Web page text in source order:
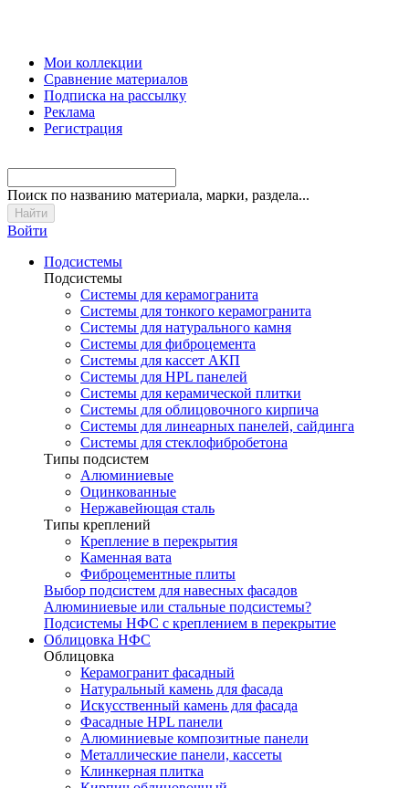
Мои коллекции
Сравнение материалов
Подписка на рассылку
Реклама
Регистрация
Поиск по названию материала, марки, раздела...
Войти
Подсистемы
Подсистемы
Системы для керамогранита
Системы для тонкого керамогранита
Системы для натурального камня
Системы для фиброцемента
Системы для кассет АКП
Системы для HPL панелей
Системы для керамической плитки
Системы для облицовочного кирпича
Системы для линеарных панелей, сайдинга
Системы для стеклофибробетона
Типы подсистем
Алюминиевые
Оцинкованные
Нержавейющая сталь
Типы креплений
Крепление в перекрытия
Каменная вата
Фиброцементные плиты
Выбор подсистем для навесных фасадов
Алюминиевые или стальные подсистемы?
Подсистемы НФС с креплением в перекрытие
Облицовка НФС
Облицовка
Керамогранит фасадный
Натуральный камень для фасада
Искусственный камень для фасада
Фасадные HPL панели
Алюминиевые композитные панели
Металлические панели, кассеты
Клинкерная плитка